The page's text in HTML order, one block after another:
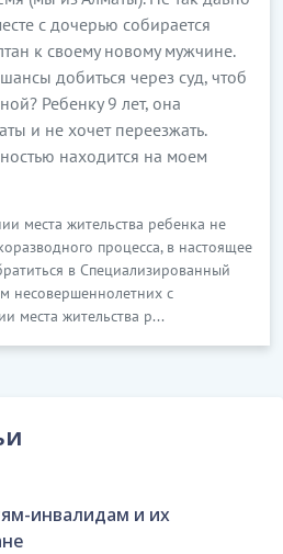
с дочерью собирается
к своему новому мужчине.
добиться через суд, чтоб
Ребенку 9 лет, она
и не хочет переезжать.
находится на моем
места жительства ребенка не
процесса, в настоящее
в Специализированный
несовершеннолетних с
места жительства р...
инвалидам и их